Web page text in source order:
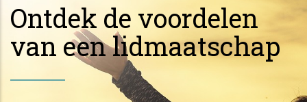
Ontdek de voordelen
van een lidmaatschap